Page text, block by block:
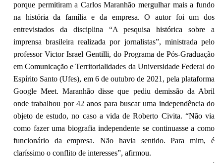
porque permitiram a Carlos Maranhão mergulhar mais a fundo
na história da família e da empresa. O autor foi um dos
entrevistados da disciplina “A pesquisa histórica sobre a
imprensa brasileira realizada por jornalistas”, ministrada pelo
professor Victor Israel Gentilli, do Programa de Pós-Graduação
em Comunicação e Territorialidades da Universidade Federal do
Espírito Santo (Ufes), em 6 de outubro de 2021, pela plataforma
Google Meet. Maranhão disse que pediu demissão da Abril
onde trabalhou por 42 anos para buscar uma independência do
objeto de estudo, no caso a vida de Roberto Civita. “Não via
como fazer uma biografia independente se continuasse a como
funcionário da empresa. Não havia sentido. Para mim, é
claríssimo o conflito de interesses”, afirmou.